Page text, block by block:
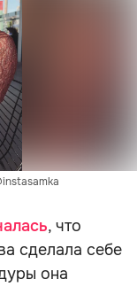
, что
сделала себе
она